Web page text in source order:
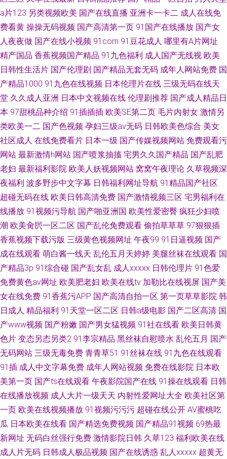
a片123 另类视频欧美 国产在线直播 亚洲卡一卡二 成人在线免
费看黄 操操无码视频 国产高清第一页 91国产在线播放 国产女
人夜夜做 国产在线小视频 91com 91豆花成人 哪里有A片网址
精产国品 香蕉视频国产精品 91九色福利 成人国产无线视 欧美
日韩性生活片 国产伦理剧 国产精品无套无码 成年人网站免费 国
产精品1000 91九色在线视频 日本伦理片在线 三级无码在线天
堂 久久成人亚洲 日本中文视频在线 伦理剧推荐 国产成人精品日
本 97甜桃品种介绍 91插插插 欧美SE第二页 毛片内射女 激情另
类欧美一二 国产色视频 孕妇三级av无码 日韩欧美色综合 美女
社区成人 在线免费看片 日本一级 国产传媒视频网站 免费观看污
网站 最新激情h网站 国产喷浆抽搐 宅男久久国产精品 国产乱肥
老妇 最新福利影院 欧美人妖视频网站 窝窝午夜理论 久草视频深
夜福利 波多野步中文字幕 日韩福利网址导航 91精品国产社区
超碰无码在线 欧美日韩高清免费 国产激情视频三区 宅男福利在
线播放 91视频污导航 国产啪亚洲国 欧美性爱密臀 疯狂少妇喷
潮 欧美肏屄一区二区 国产乱伦免费观看 偷拍草草草 97狠狠插
香蕉视频下载污版 三级黄色视频网址 午夜99 91日逼视频 国产
成在线观看 萌白酱一线天 乱伦五月天婷婷 美腿丝袜在线观看 国
产精品3p 91综合碰 国产乱女乱 成人xxxxx 日韩伦理片 91色爱
免费黄色av网址 欧美肥老妇 欧美在线tv 加勒比在线视屏 国产美
女在线免费 91香蕉污APP 国产高清自拍一区 第一页草草影院 韩
日成人 精品福利 91天堂一区二区 日韩a级电影 国产二区高清 国
产www视频 国产粉嫩 国产男女猛视频 91社在线看 欧美日韩黄
色片 变态另态另类2 91李宗精品 黑丝袜自慰喷水 乱伦五月 国产
无码网站 三级无毒免费 青青草51 91丝袜在线 91九色在线观看
91插 成人中文字幕免费 成年人网站视频 免费在线影院 日本欧
美第一页 国产ts在线观看 午夜影院国产在线 91操在线观看 日韩
在线播放视频 成人大片一级天天 内射性爱网址大全 欧美社区第
一页 欧美在线视频播放 91视频污污污 超碰在线公开 AV蜜桃吃
瓜 日本欧美在线看 国产精选免费视频 国产精品91视频 69热最
新网址 无码白丝强行免费 激情影院日韩 久草123 福利欧美在线
成人片无码 日韩成人极品视频 国产在线诱惑 乱人xxxxx 超黄无